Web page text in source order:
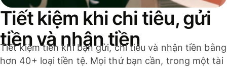
Tiết kiệm khi chi tiêu, gửi
tiền và nhận tiền
Tiết kiệm tiền khi bạn gửi, chi tiêu và nhận tiền bằng
hơn 40+ loại tiền tệ. Mọi thứ bạn cần, trong một tài